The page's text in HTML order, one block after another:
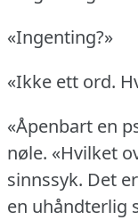
«Ingenting?»
«Ikke ett ord.
«Åpenbart en
nøle. «Hvilket
sinnssyk. Det
en uhåndterlig